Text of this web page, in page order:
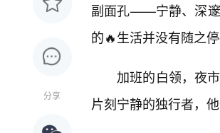
分享
副面孔——宁静、深邃
的🔥生活并没有随之停
加班的白领，夜
片刻宁静的独行者，